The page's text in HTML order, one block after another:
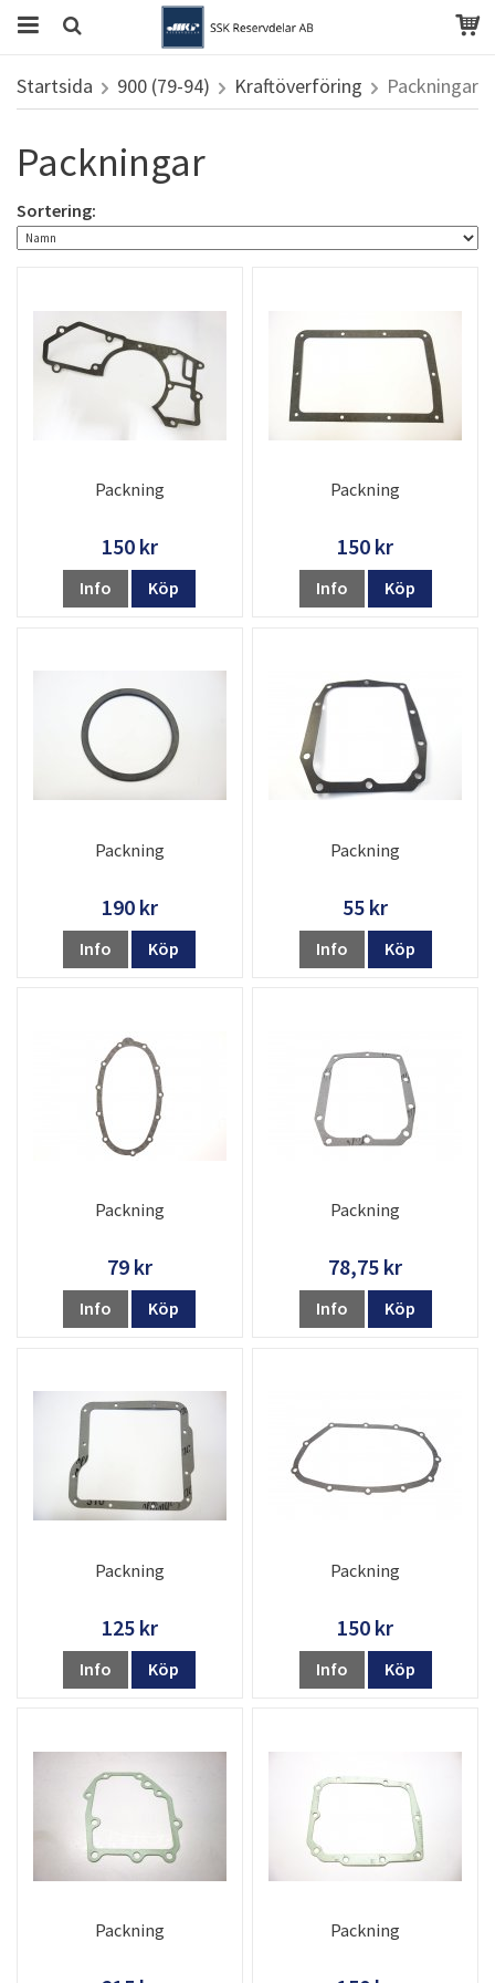
Startsida 900 (79-94) Kraftöverföring Packningar
Packningar
Sortering:
Packning
150 kr
Info Köp
Packning
150 kr
Info Köp
Packning
190 kr
Info Köp
Packning
55 kr
Info Köp
Packning
79 kr
Info Köp
Packning
78,75 kr
Info Köp
Packning
125 kr
Info Köp
Packning
150 kr
Info Köp
Packning Packning